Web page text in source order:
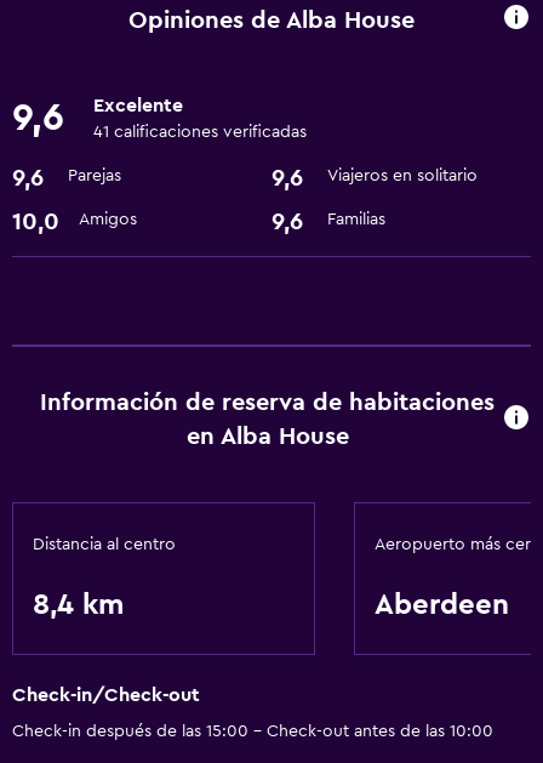
Opiniones de Alba House
9,6 Excelente
41 calificaciones verificadas
9,6 Parejas 9,6 Viajeros en solitario
10,0 Amigos 9,6 Familias
Información de reserva de habitaciones
en Alba House
Distancia al centro
8,4 km
Aeropuerto más
Aberdeen
Check-in/Check-out
Check-in después de las 15:00 - Check-out antes de las 10:00